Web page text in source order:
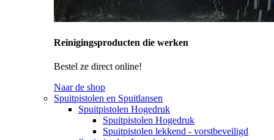
Reinigingsproducten die werken
Bestel ze direct online!
Naar de shop
Spuitpistolen en Spuitlansen
Spuitpistolen Hogedruk
Spuitpistolen Hogedruk
Spuitpistolen lekkend - vorstbeveiligd